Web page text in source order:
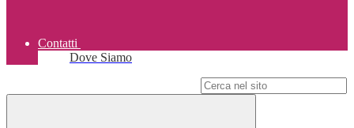
Contatti
Dove Siamo